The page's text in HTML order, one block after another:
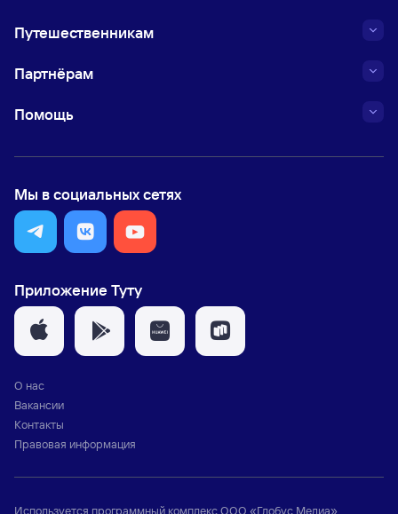
Путешественникам
Партнёрам
Помощь
Мы в социальных сетях
Приложение Туту
О нас
Вакансии
Контакты
Правовая информация
Используется программный комплексООО «Глобус Медиа»